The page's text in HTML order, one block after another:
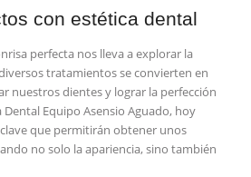
con estética dental
perfecta nos lleva a explorar la
tratamientos se convierten en
nuestros dientes y lograr la perfección
Dental Equipo Asensio Aguado, hoy
que permitirán obtener unos
no solo la apariencia, sino también